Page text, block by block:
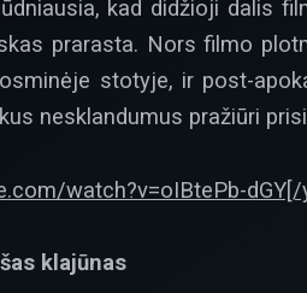
kad didžioji dalis
prarasta. Nors filmo
stotyje, ir post-
nesklandumus pražiūri
watch?v=oIBtePb-dGY[/
klajūnas